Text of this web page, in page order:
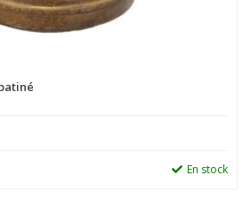
En stock